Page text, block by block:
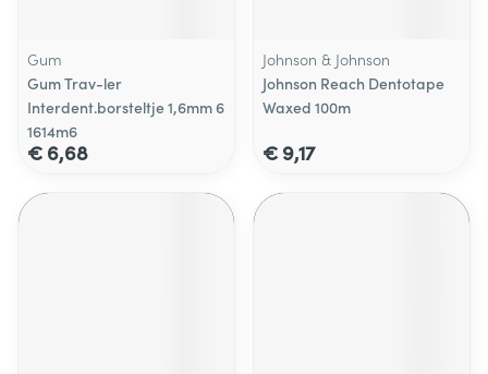
Gum
Gum Trav-ler
Interdent.borsteltje 1,6mm 6
1614m6
€ 6,68
Johnson & Johnson
Johnson Reach Dentotape
Waxed 100m
€ 9,17